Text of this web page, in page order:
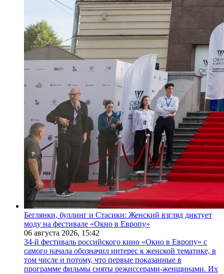
Беглянки, буллинг и Стасики: Женский взгляд диктует
моду на фестивале «Окно в Европу»
06 августа 2026, 15:42
34-й фестиваль российского кино «Окно в Европу» с
самого начала обозначил интерес к женской тематике, в
том числе и потому, что первые показанные в
программе фильмы сняты режиссерами-женщинами. Их